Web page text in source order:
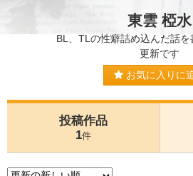
東雲 椏水
BL、TLの性癖詰め込んだ話
更新です
お気に入りに
投稿作品
1件